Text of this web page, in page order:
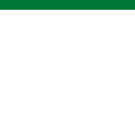
ん。機械は不正確また